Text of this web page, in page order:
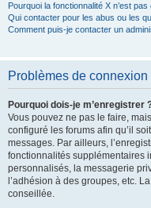
Pourquoi la fonctionnalité X n’est pas
Qui contacter pour les abus ou les
Comment puis-je contacter un
Problèmes de connexion
Pourquoi dois-je m’enregistrer
Vous pouvez ne pas le faire,
configuré les forums afin qu’il
messages. Par ailleurs,
fonctionnalités supplémentaires
personnalisés, la messagerie
l’adhésion à des groupes, etc.
conseillée.